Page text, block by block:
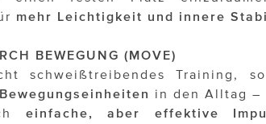
mehr Leichtigkeit und innere
BEWEGUNG (MOVE)
schweißtreibendes Training,
in den Alltag –
einfache, aber effektive